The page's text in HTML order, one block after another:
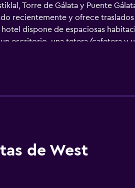
Torre de Gálata y Puente
recientemente y ofrece traslados
dispone de espaciosas
escritorio, una tetera/cafetera y
prefieren al aire libre, en la terraza.
de West